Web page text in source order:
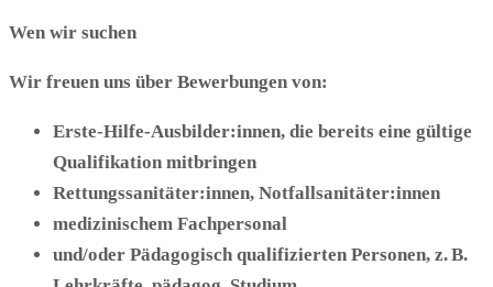
Wen wir suchen
Wir freuen uns über Bewerbungen von:
Erste-Hilfe-Ausbilder:innen, die bereits eine gültige
Qualifikation mitbringen
Rettungssanitäter:innen, Notfallsanitäter:innen
medizinischem Fachpersonal
und/oder Pädagogisch qualifizierten Personen, z. B.